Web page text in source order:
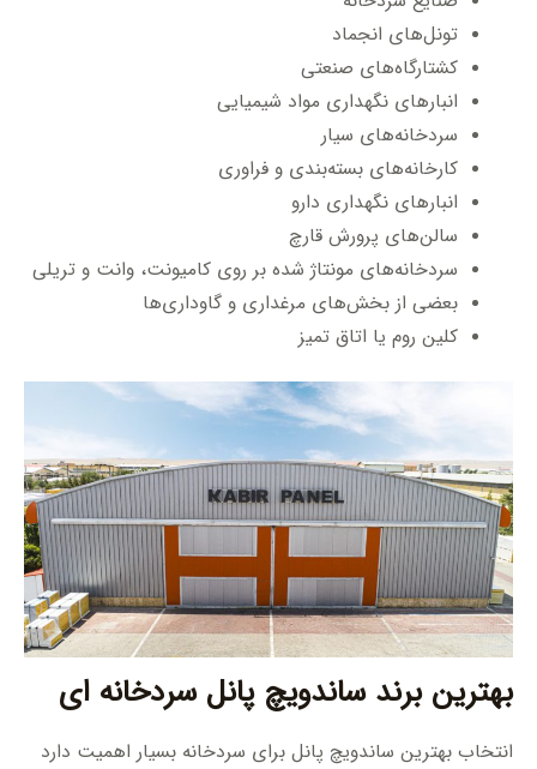
تونل‌های انجماد
کشتارگاه‌های صنعتی
انبارهای نگهداری مواد شیمیایی
سردخانه‌های سیار
کارخانه‌های بسته‌بندی و فراوری
انبارهای نگهداری دارو
سالن‌های پرورش قارچ
سردخانه‌های مونتاژ شده بر روی کامیونت، وانت و تریلی
بعضی از بخش‌های مرغداری و گاوداری‌ها
کلین روم یا اتاق تمیز
بهترین برند ساندویچ پانل سردخانه ای
انتخاب بهترین ساندویچ پانل برای سردخانه بسیار اهمیت دارد